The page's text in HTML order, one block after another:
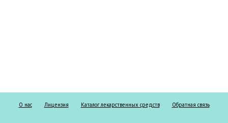
О нас Лицензия Каталог лекарственных средств Обратная связь